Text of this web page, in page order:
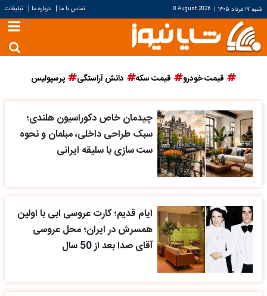
شنبه ۱۷ مرداد ۱۴۰۵ |
8 August 2026 تماس با ما | درباره ما | تبلیغات
قیمت خودرو قیمت سکه دانش آراستگی پرسپولیس
چیدمان خاص دکوراسیون هلندی؛
سبک طراحی داخلی، مبلمان و نحوه
ست سازی با سلیقه ایرانی
ایام قدیم؛ کارت عروسی ابی با اولین
همسرش در ایران؛ محل عروسی
آقای صدا بعد از 50 سال